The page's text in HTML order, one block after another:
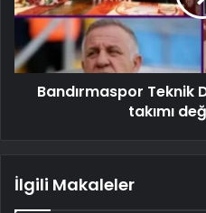
Bandırmaspor Teknik
takımı
İlgili Makaleler